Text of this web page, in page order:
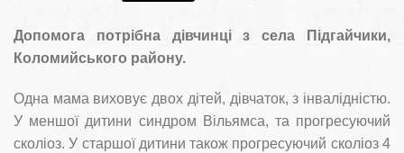
Допомога потрібна дівчинці з села Підгайчики,
Коломийського району.
Одна мама виховує двох дітей, дівчаток, з інвалідністю.
У меншої дитини синдром Вільямса, та прогресуючий
сколіоз. У старшої дитини також прогресуючий сколіоз 4